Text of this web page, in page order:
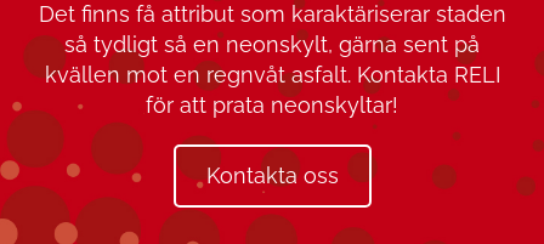
Det finns få attribut som karaktäriserar staden
så tydligt så en neonskylt, gärna sent på
kvällen mot en regnvåt asfalt. Kontakta RELI
för att prata neonskyltar!
Kontakta oss